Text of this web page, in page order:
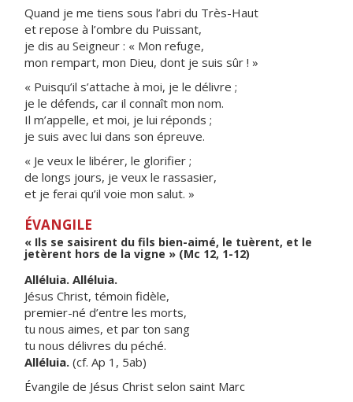
Quand je me tiens sous l’abri du Très-Haut
et repose à l’ombre du Puissant,
je dis au Seigneur : « Mon refuge,
mon rempart, mon Dieu, dont je suis sûr ! »
« Puisqu’il s’attache à moi, je le délivre ;
je le défends, car il connaît mon nom.
Il m’appelle, et moi, je lui réponds ;
je suis avec lui dans son épreuve.
« Je veux le libérer, le glorifier ;
de longs jours, je veux le rassasier,
et je ferai qu’il voie mon salut. »
ÉVANGILE
« Ils se saisirent du fils bien-aimé, le tuèrent, et le
jetèrent hors de la vigne » (Mc 12, 1-12)
Alléluia. Alléluia.
Jésus Christ, témoin fidèle,
premier-né d’entre les morts,
tu nous aimes, et par ton sang
tu nous délivres du péché.
Alléluia. (cf. Ap 1, 5ab)
Évangile de Jésus Christ selon saint Marc